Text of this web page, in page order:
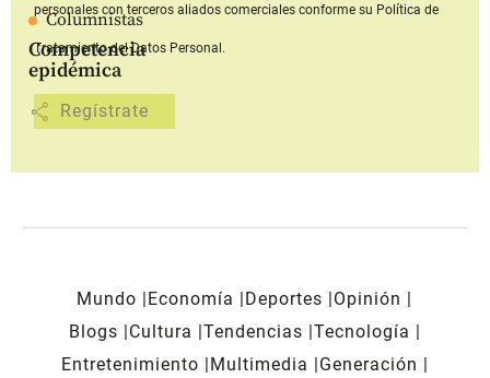
Columnistas
Competencia
epidémica
share
personales con terceros aliados comerciales conforme su Política de
Tratamiento del Datos Personal.
Mundo Economía Deportes
Opinión
Blogs
Cultura Tendencias Tecnología
Entretenimiento
Multimedia
Generación